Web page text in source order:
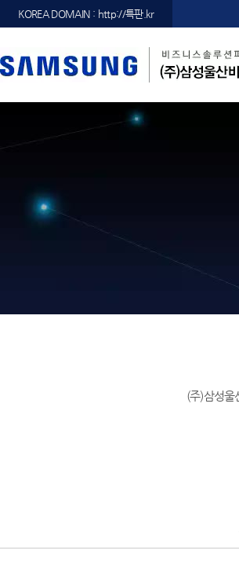
KOREA DOMAIN : http://특판.kr
(주)삼성울